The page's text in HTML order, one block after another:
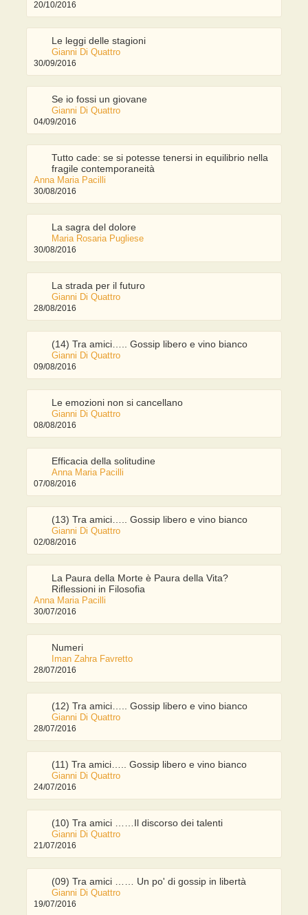
20/10/2016
Le leggi delle stagioni
Gianni Di Quattro
30/09/2016
Se io fossi un giovane
Gianni Di Quattro
04/09/2016
Tutto cade: se si potesse tenersi in equilibrio nella
fragile contemporaneità
Anna Maria Pacilli
30/08/2016
La sagra del dolore
Maria Rosaria Pugliese
30/08/2016
La strada per il futuro
Gianni Di Quattro
28/08/2016
(14) Tra amici….. Gossip libero e vino bianco
Gianni Di Quattro
09/08/2016
Le emozioni non si cancellano
Gianni Di Quattro
08/08/2016
Efficacia della solitudine
Anna Maria Pacilli
07/08/2016
(13) Tra amici….. Gossip libero e vino bianco
Gianni Di Quattro
02/08/2016
La Paura della Morte è Paura della Vita?
Riflessioni in Filosofia
Anna Maria Pacilli
30/07/2016
Numeri
Iman Zahra Favretto
28/07/2016
(12) Tra amici….. Gossip libero e vino bianco
Gianni Di Quattro
28/07/2016
(11) Tra amici….. Gossip libero e vino bianco
Gianni Di Quattro
24/07/2016
(10) Tra amici ……Il discorso dei talenti
Gianni Di Quattro
21/07/2016
(09) Tra amici …… Un po' di gossip in libertà
Gianni Di Quattro
19/07/2016